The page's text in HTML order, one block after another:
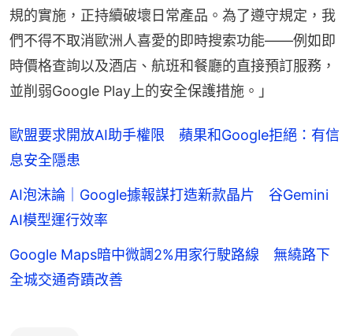
規的實施，正持續破壞日常產品。為了遵守規定，我
們不得不取消歐洲人喜愛的即時搜索功能——例如即
時價格查詢以及酒店、航班和餐廳的直接預訂服務，
並削弱Google Play上的安全保護措施。」
歐盟要求開放AI助手權限 蘋果和Google拒絕：有信
息安全隱患
AI泡沫論｜Google據報謀打造新款晶片 谷Gemini
AI模型運行效率
Google Maps暗中微調2%用家行駛路線 無繞路下
全城交通奇蹟改善